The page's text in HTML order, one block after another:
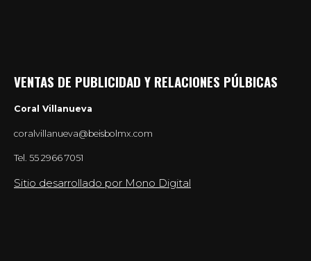
VENTAS DE PUBLICIDAD Y RELACIONES PÚLBICAS
Coral Villanueva
coralvillanueva@beisbolmx.com
Tel. 55 2966 7051
Sitio desarrollado por Mono Digital